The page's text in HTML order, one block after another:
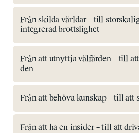
Från skilda världar – till
integrerad brottslighet
Från att utnyttja välfärden – till
den
Från att
Från att ha en insider